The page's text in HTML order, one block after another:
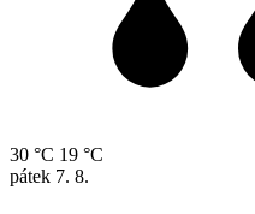
30 °C 19 °C
pátek 7. 8.